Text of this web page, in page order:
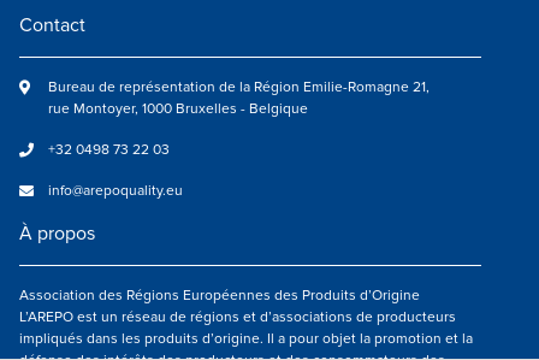
Contact
Bureau de représentation de la Région Emilie-Romagne 21,
rue Montoyer, 1000 Bruxelles - Belgique
+32 0498 73 22 03
info@arepoquality.eu
À propos
Association des Régions Européennes des Produits d’Origine
L’AREPO est un réseau de régions et d’associations de producteurs
impliqués dans les produits d’origine. Il a pour objet la promotion et la